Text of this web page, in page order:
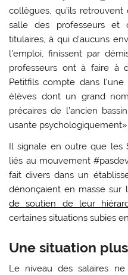
collègues, qu’ils
salle des professeurs et
titulaires, à qui d’aucuns
l’emploi, finissent par
professeurs ont à faire à
Petitfils compte dans
élèves dont un grand
précaires de l’ancien
usante
Il signale en outre que les
liés au mouvement
fait divers dans un
dénonçaient en masse sur
de soutien de leur
certaines situations subies
Une situation
Le niveau des salaires